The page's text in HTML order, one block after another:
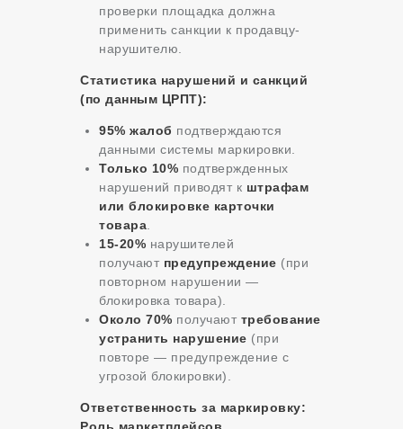
проверки площадка должна
применить санкции к продавцу-
нарушителю.
Статистика нарушений и санкций
(по данным ЦРПТ):
95% жалоб подтверждаются
данными системы маркировки.
Только 10% подтвержденных
нарушений приводят к штрафам
или блокировке карточки
товара
15-20% нарушителей
получают предупреждение (при
повторном нарушении —
блокировка товара).
Около 70% получают требование
устранить нарушение (при
повторе — предупреждение с
угрозой блокировки).
Ответственность за маркировку:
Роль маркетплейсов